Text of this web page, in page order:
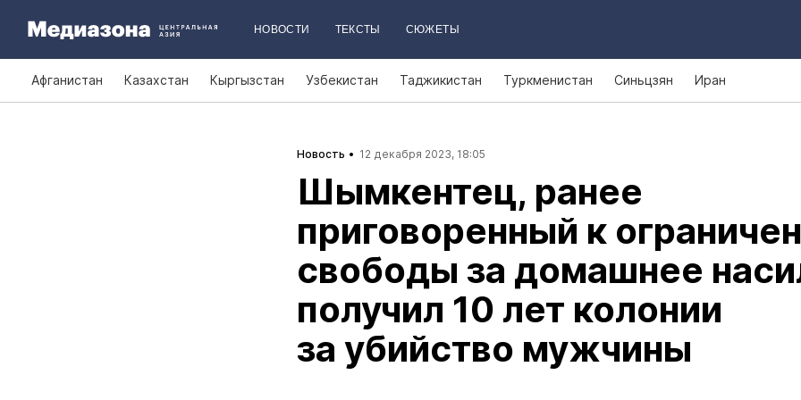
НОВОСТИ ТЕКСТЫ СЮЖЕТЫ
Афганистан Казахстан Кыргызстан Узбекистан Таджикистан Туркменистан Синьцзян Иран
Новость 12 декабря 2023, 18:05
Шымкентец, ранее
приговоренный к
свободы за домашнее
получил 10 лет колонии
за убийство мужчины